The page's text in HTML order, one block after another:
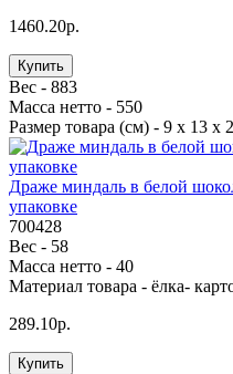
1460.20р.
Купить
Вес - 883
Масса нетто - 550
Размер товара (см) - 9 х 13 х
Драже миндаль в белой
упаковке
700428
Вес - 58
Масса нетто - 40
Материал товара - ёлка-
289.10р.
Купить